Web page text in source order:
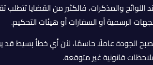
اللوائح والمذكرات، فالكثير من القضايا تتطلب
الرسمية أو السفارات أو هيئات التحكيم.
الجودة عاملًا حاسمًا، لأن أي خطأ بسيط قد
ملاحظات قانونية غير متوقعة.